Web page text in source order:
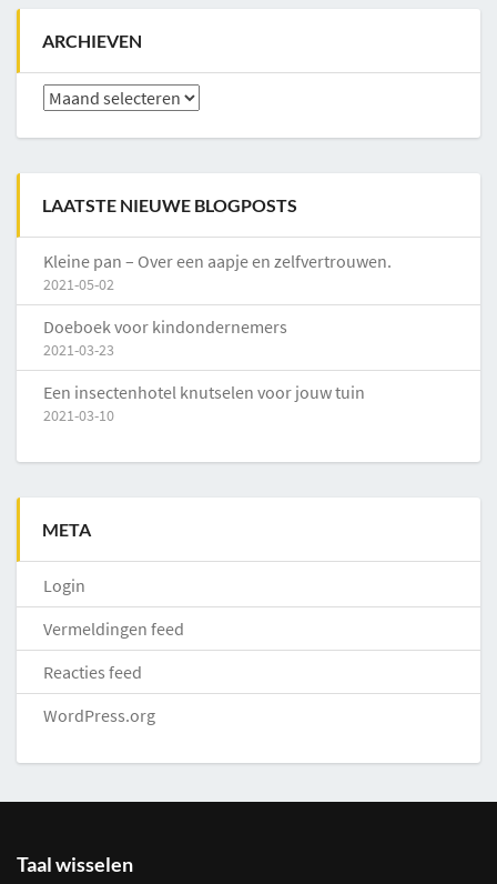
ARCHIEVEN
Archieven
LAATSTE NIEUWE BLOGPOSTS
Kleine pan – Over een aapje en zelfvertrouwen.
2021-05-02
Doeboek voor kindondernemers
2021-03-23
Een insectenhotel knutselen voor jouw tuin
2021-03-10
META
Login
Vermeldingen feed
Reacties feed
WordPress.org
Taal wisselen